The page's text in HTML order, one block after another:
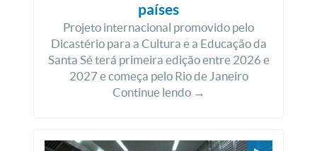
países
Projeto internacional promovido pelo
Dicastério para a Cultura e a Educação da
Santa Sé terá primeira edição entre 2026 e
2027 e começa pelo Rio de Janeiro
Continue lendo →